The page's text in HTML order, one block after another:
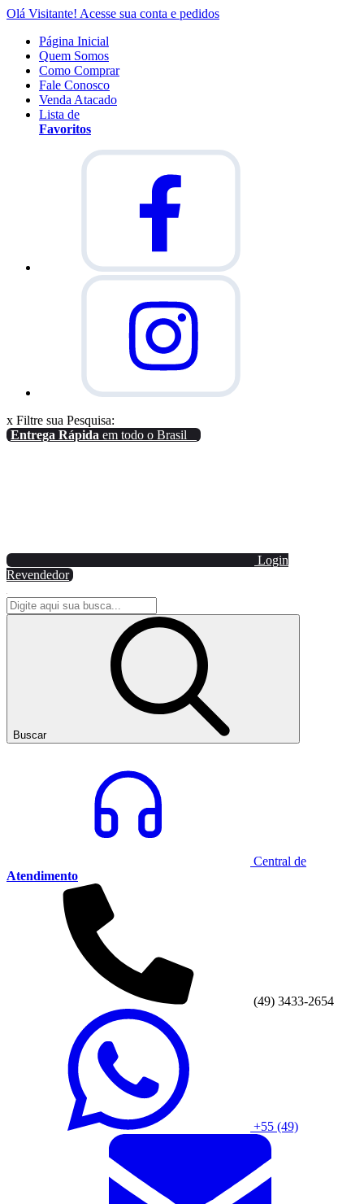
Olá Visitante! Acesse sua conta e pedidos
Página Inicial
Quem Somos
Como Comprar
Fale Conosco
Venda Atacado
Lista de
Favoritos
x Filtre sua Pesquisa:
Entrega Rápida em todo o Brasil
Login
Revendedor
Buscar
Central de
Atendimento
(49) 3433-2654
+55 (49)